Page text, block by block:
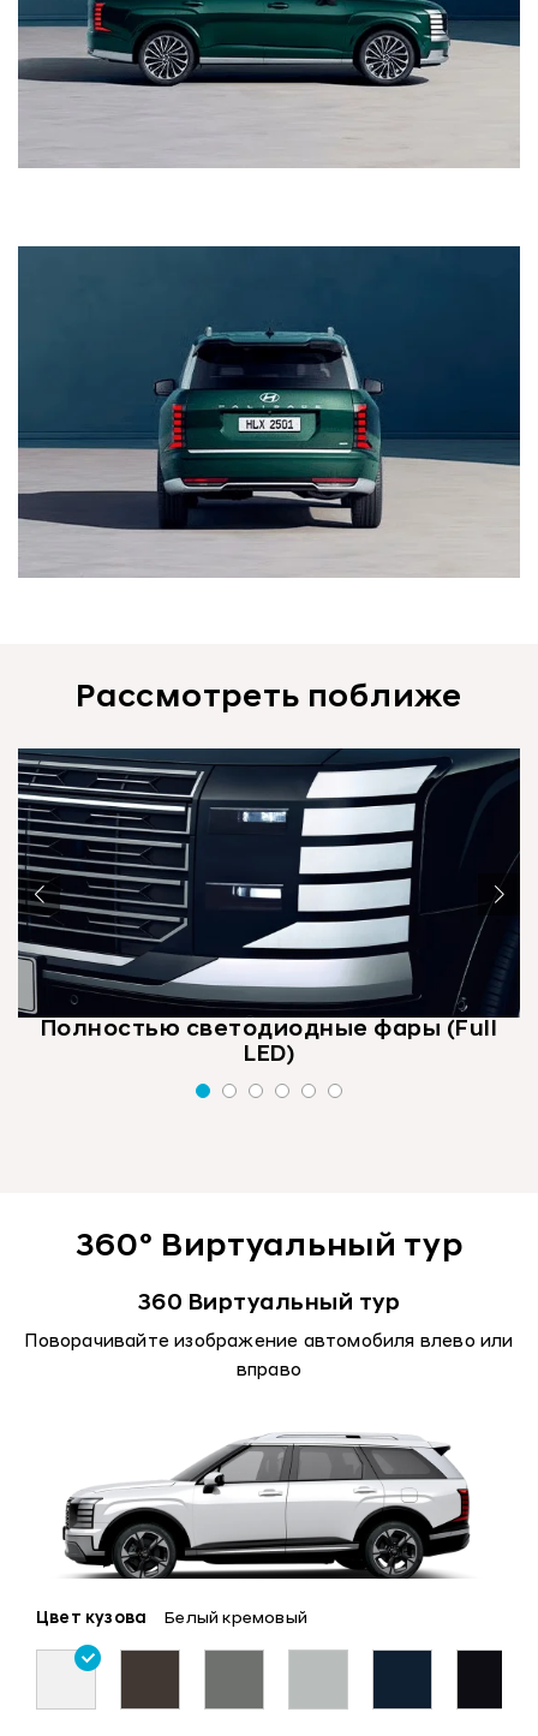
Рассмотреть поближе
Полностью светодиодные фары (Full
LED)
360° Виртуальный тур
360 Виртуальный тур
Поворачивайте изображение автомобиля влево или
вправо
Цвет кузова Белый кремовый